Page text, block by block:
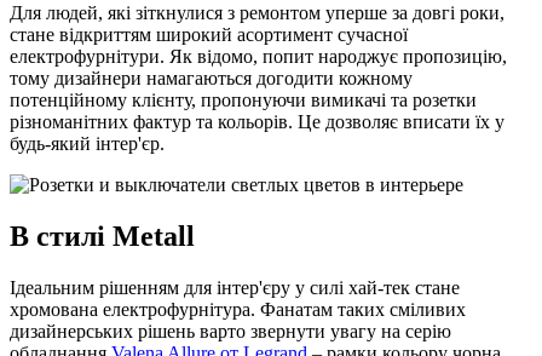
Для людей, які зіткнулися з ремонтом уперше за довгі роки,
стане відкриттям широкий асортимент сучасної
електрофурнітури. Як відомо, попит народжує пропозицію,
тому дизайнери намагаються догодити кожному
потенційному клієнту, пропонуючи вимикачі та розетки
різноманітних фактур та кольорів. Це дозволяє вписати їх у
будь-який інтер'єр.
В стилі Metall
Ідеальним рішенням для інтер'єру у силі хай-тек стане
хромована електрофурнітура. Фанатам таких сміливих
дизайнерських рішень варто звернути увагу на серію